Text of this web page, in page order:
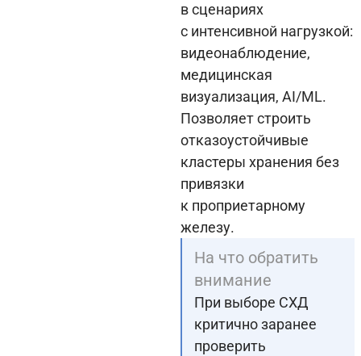
в сценариях
с интенсивной нагрузкой:
видеонаблюдение,
медицинская
визуализация, AI/ML.
Позволяет строить
отказоустойчивые
кластеры хранения без
привязки
к проприетарному
железу.
На что обратить
внимание
При выборе СХД
критично заранее
проверить